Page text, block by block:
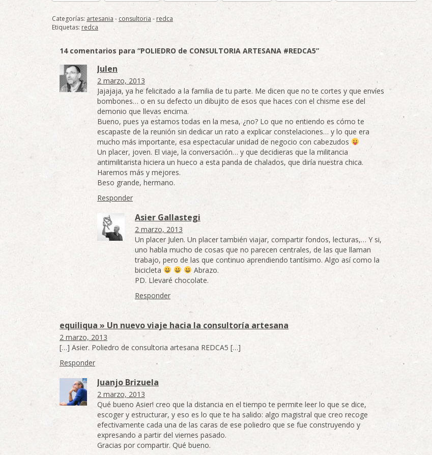
Categorías: artesania - consultoria - redca
Etiquetas: redca
14 comentarios para “POLIEDRO de CONSULTORIA ARTESANA #REDCA5”
Julen
2 marzo, 2013
Jajajaja, ya he felicitado a la familia de tu parte. Me dicen que no te cortes y que envíes
bombones… o en su defecto un dibujito de esos que haces con el chisme ese del
demonio que llevas encima.
Bueno, pues ya estamos todas en la mesa, ¿no? Lo que no entiendo es cómo te
escapaste de la reunión sin dedicar un rato a explicar constelaciones… y lo que era
mucho más importante, esa espectacular unidad de negocio con cabezudos
Un placer, joven. El viaje, la conversación… y que decidieras que la militancia
antimilitarista hiciera un hueco a esta panda de chalados, que diría nuestra chica.
Haremos más y mejores.
Beso grande, hermano.
Responder
Asier Gallastegi
2 marzo, 2013
Un placer Julen. Un placer también viajar, compartir fondos, lecturas,… Y si,
uno habla mucho de cosas que no parecen centrales, de las que llaman
trabajo, pero de las que continuo aprendiendo tantísimo. Algo así como la
bicicleta
Abrazo.
PD. Llevaré chocolate.
Responder
equiliqua » Un nuevo viaje hacia la consultoría artesana
2 marzo, 2013
[…] Asier. Poliedro de consultoria artesana REDCA5 […]
Responder
Juanjo Brizuela
2 marzo, 2013
Qué bueno Asier! creo que la distancia en el tiempo te permite leer lo que se dice,
escoger y estructurar, y eso es lo que te ha salido: algo magistral que creo recoge
efectivamente cada una de las caras de ese poliedro que se fue construyendo y
expresando a partir del viernes pasado.
Gracias por compartir. Qué bueno.